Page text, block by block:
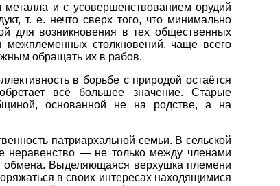
и с усовершенствованием орудий
т. е. нечто сверх того, что минимально
для возникновения в тех общественных
межплеменных столкновений, чаще всего
обращать их в рабов.
в борьбе с природой остаётся
всё большее значение. Старые
основанной не на родстве, а на
патриархальной семьи. В сельской
неравенство — не только между членами
обмена. Выделяющаяся верхушка племени
в своих интересах находящимися